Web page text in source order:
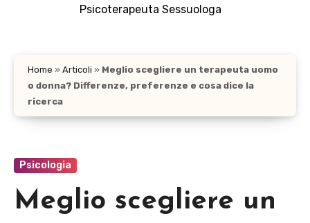
Psicoterapeuta Sessuologa
Home » Articoli » Meglio scegliere un terapeuta uomo
o donna? Differenze, preferenze e cosa dice la
ricerca
Psicologia
Meglio scegliere un